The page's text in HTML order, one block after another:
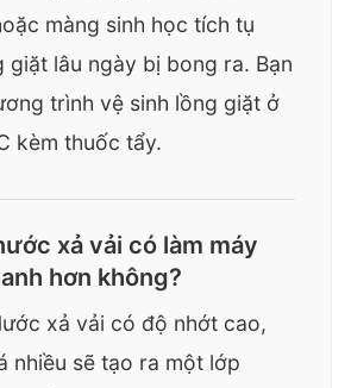
màng sinh học tích tụ
giặt lâu ngày bị bong ra. Bạn
trình vệ sinh lồng giặt ở
kèm thuốc tẩy.
xả vải có làm máy
hơn không?
xả vải có độ nhớt cao,
nhiều sẽ tạo ra một lớp